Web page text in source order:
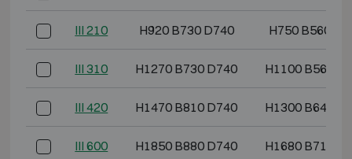
III 210 H920 B730 D740 H750 B560
III 310 H1270 B730 D740 H1100 B560
III 420 H1470 B810 D740 H1300 B640
III 600 H1850 B880 D740 H1680 B710